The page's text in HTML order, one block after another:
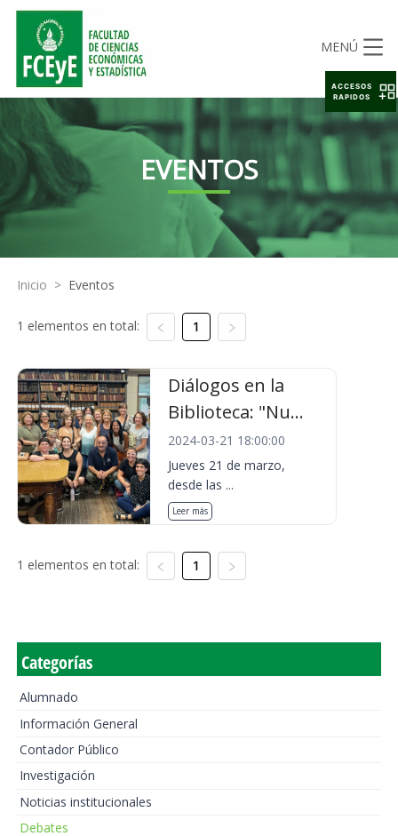
MENÚ
EVENTOS
Inicio > Eventos
1 elementos en total: 1
Diálogos en la
Biblioteca: "Nu...
2024-03-21 18:00:00
Jueves 21 de marzo,
desde las ...
Leer más
1 elementos en total: 1
Categorías
Alumnado
Información General
Contador Público
Investigación
Noticias institucionales
Debates
ACCESOS
RAPIDOS